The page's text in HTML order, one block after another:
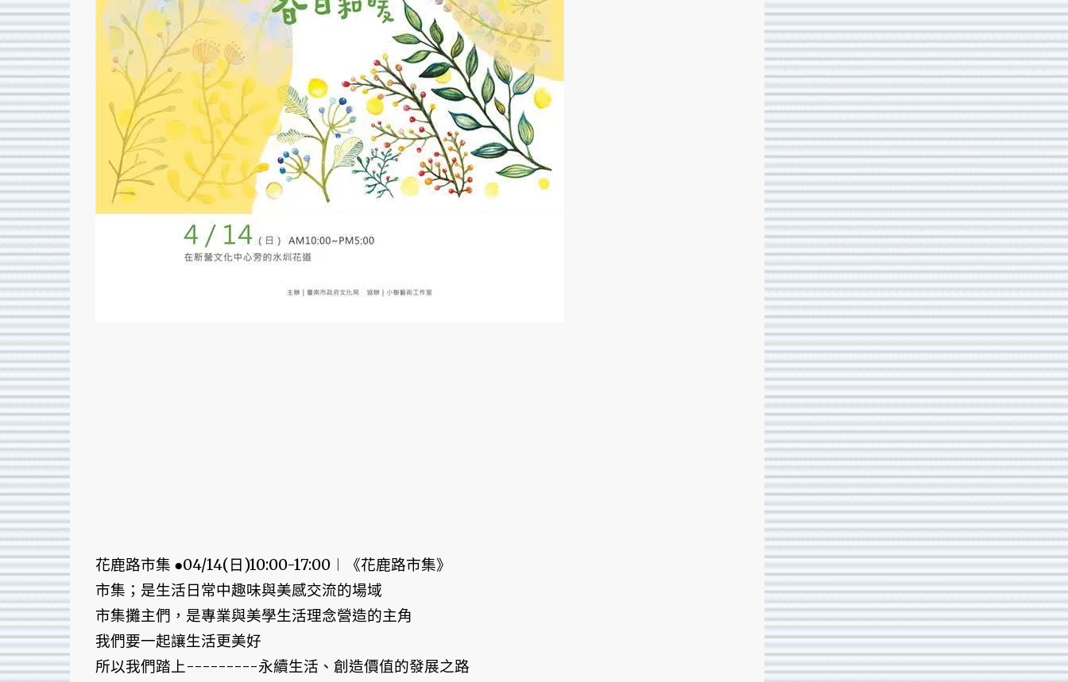
花鹿路市集 ●04/14(日)10:00-17:00︱《花鹿路市集》
市集；是生活日常中趣味與美感交流的場域
市集攤主們，是專業與美學生活理念營造的主角
我們要一起讓生活更美好
所以我們踏上---------永續生活、創造價值的發展之路